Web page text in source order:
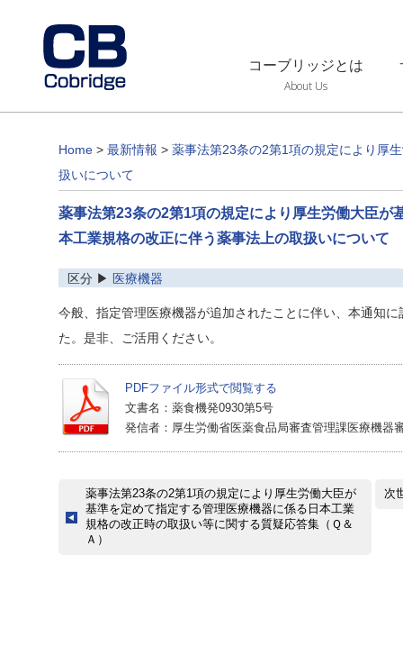
コーブリッジとは
About Us
Home > 最新情報 > 薬事法第23条の2第1項の規定により厚
扱いについて
薬事法第23条の2第1項の規定により厚生労働大臣が
本工業規格の改正に伴う薬事法上の取扱いについて
区分 ▶ 医療機器
今般、指定管理医療機器が追加されたことに伴い、本通知
た。是非、ご活用ください。
PDFファイル形式で閲覧する
文書名：薬食機発0930第5号
発信者：厚生労働省医薬食品局審査管理課医療機器
薬事法第23条の2第1項の規定により厚生労働大臣が
基準を定めて指定する管理医療機器に係る日本工業
規格の改正時の取扱い等に関する質疑応答集（Ｑ＆
Ａ）
次